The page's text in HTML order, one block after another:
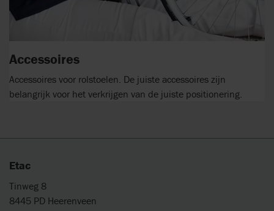
Accessoires
Accessoires voor rolstoelen. De juiste accessoires zijn
belangrijk voor het verkrijgen van de juiste positionering.
Etac
Tinweg 8
8445 PD Heerenveen